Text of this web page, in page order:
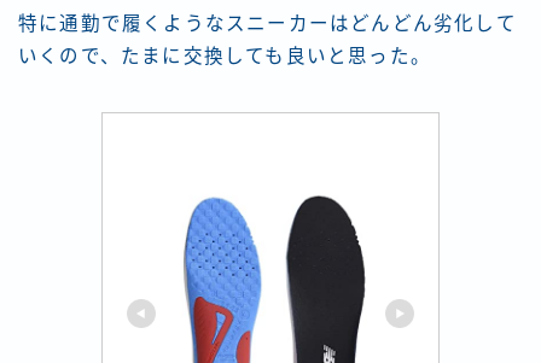
特に通勤で履くようなスニーカーはどんどん劣化して
いくので、たまに交換しても良いと思った。